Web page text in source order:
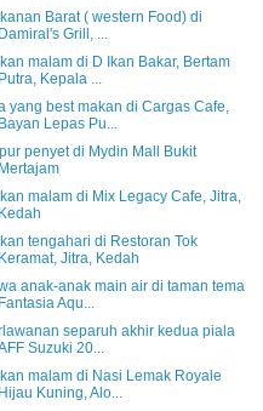
Barat ( western Food) di
Damiral's Grill, ...
malam di D Ikan Bakar, Bertam
Putra, Kepala ...
yang best makan di Cargas Cafe,
Bayan Lepas Pu...
penyet di Mydin Mall Bukit
Mertajam
malam di Mix Legacy Cafe, Jitra,
Kedah
tengahari di Restoran Tok
Keramat, Jitra, Kedah
anak-anak main air di taman tema
Fantasia Aqu...
separuh akhir kedua piala
Suzuki 20...
malam di Nasi Lemak Royale
Hijau Kuning, Alo...